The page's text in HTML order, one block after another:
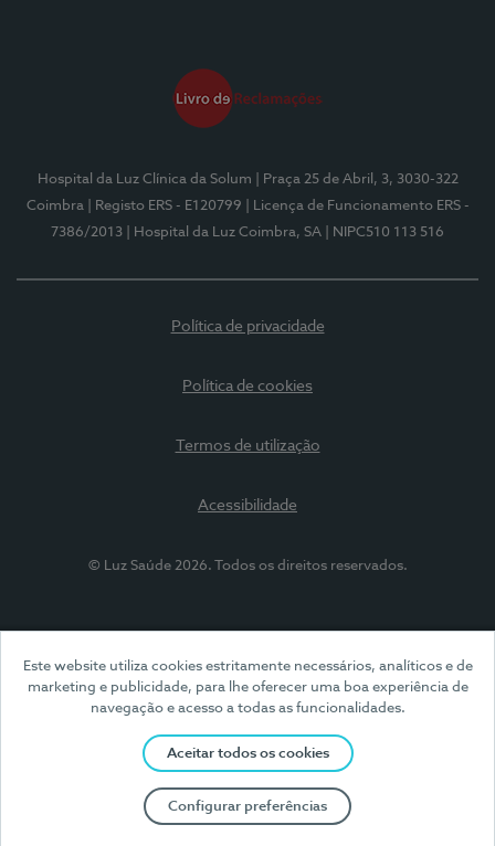
Este website utiliza cookies estritamente necessários, analíticos e de
marketing e publicidade, para lhe oferecer uma boa experiência de
navegação e acesso a todas as funcionalidades.
Aceitar todos os cookies
Configurar preferências
Hospital da Luz Clínica da Solum
| Praça 25 de Abril, 3, 3030-322
Coimbra
| Registo ERS - E120799
| Licença de Funcionamento ERS -
7386/2013
| Hospital da Luz Coimbra, SA | NIPC510 113 516
Política de privacidade
Política de cookies
Termos de utilização
Acessibilidade
© Luz Saúde 2026. Todos os direitos reservados.